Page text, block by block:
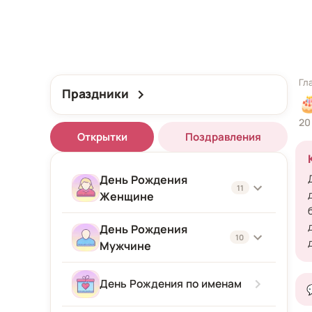
Праздники
Открытки Поздравления
День Рождения
Женщине
11
Женщине
Подруге
Девушке
День Рождения
Мужчине
10
Мужчине
День Рождения по именам